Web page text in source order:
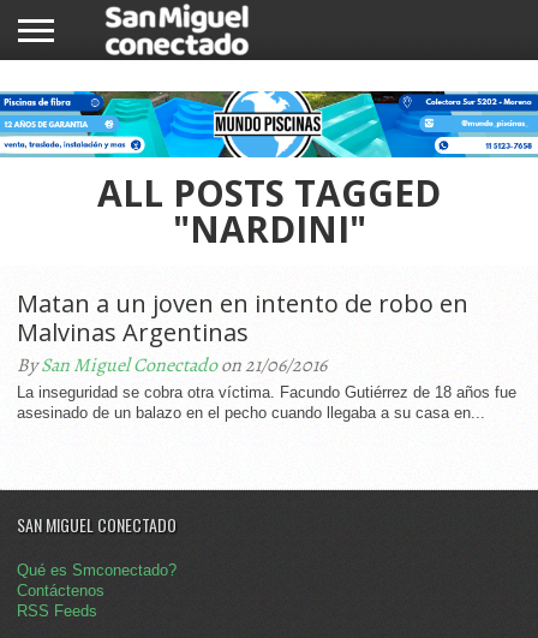
NOTICIAS
COMUNIDAD
COMERCIOS
ALL POSTS TAGGED
"NARDINI"
Matan a un joven en intento de robo en
Malvinas Argentinas
BySan Miguel Conectadoon 21/06/2016
La inseguridad se cobra otra víctima. Facundo Gutiérrez de 18 años fue
asesinado de un balazo en el pecho cuando llegaba a su casa en...
SAN MIGUEL CONECTADO
Qué es Smconectado?
Contáctenos
RSS Feeds